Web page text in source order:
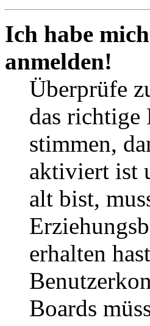
Ich habe
anmelden!
Überprüfe
das richtige
stimmen,
aktiviert ist
alt bist,
erhalten
Boards